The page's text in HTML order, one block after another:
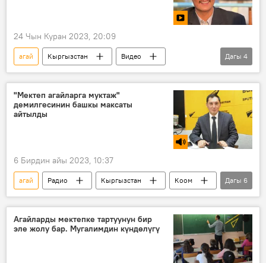
24 Чын Куран 2023, 20:09
агай Кыргызстан
Видео
Маданият
Гапыр Мадаминов
актер
мугалим
Дагы 4
"Мектеп агайларга муктаж"
демилгесинин башкы максаты
айтылды
6 Бирдин айы 2023, 10:37
агай Радио Кыргызстан
Коом
билим
мектеп
мугалим
тарбия
демилге
Уланбек Мамбетакунов
Дагы 6
Агайларды мектепке тартуунун бир
эле жолу бар. Мугалимдин күндөлүгү